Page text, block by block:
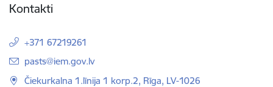
Kontakti
+371 67219261
E-pasts:
pasts@iem.gov.lv
Čiekurkalna 1.līnija 1 korp.2, Rīga, LV-1026